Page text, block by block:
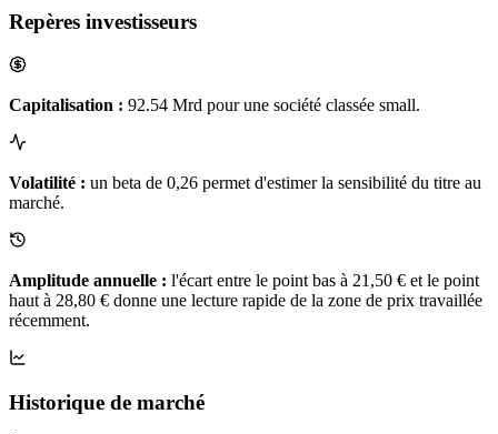
Repères investisseurs
Capitalisation : 92.54 Mrd pour une société classée small.
Volatilité : un beta de 0,26 permet d'estimer la sensibilité du titre au
marché.
Amplitude annuelle : l'écart entre le point bas à 21,50 € et le point
haut à 28,80 € donne une lecture rapide de la zone de prix travaillée
récemment.
Historique de marché